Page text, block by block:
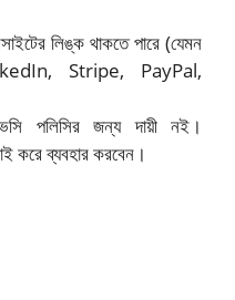
লিঙ্ক থাকতে পারে (যেমন
Stripe, PayPal,
পলিসির জন্য দায়ী নই।
করে ব্যবহার করবেন।